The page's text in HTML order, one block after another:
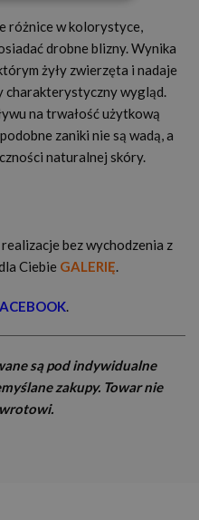
różnice w kolorystyce,
drobne blizny. Wynika
żyły zwierzęta i nadaje
charakterystyczny wygląd.
na trwałość użytkową
zaniki nie są wadą, a
naturalnej skóry.
bez wychodzenia z
Ciebie GALERIĘ.
.
są pod indywidualne
zakupy. Towar nie